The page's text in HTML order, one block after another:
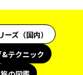
ズ（国内）
&テクニック